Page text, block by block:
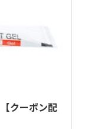
クーポン配